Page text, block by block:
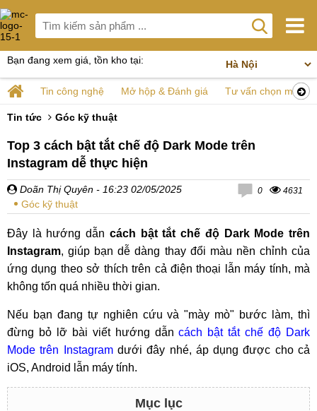
Bạn đang xem giá, tồn kho tại:
Tin công nghệ Mở hộp & Đánh giá Tư vấn chọn mua
Tin tức Góc kỹ thuật
Top 3 cách bật tắt chế độ Dark Mode trên
Instagram dễ thực hiện
Doãn Thị Quyên - 16:23 02/05/2025
Góc kỹ thuật
0 4631
Đây là hướng dẫn cách bật tắt chế độ Dark Mode trên
Instagram, giúp bạn dễ dàng thay đổi màu nền chỉnh của
ứng dụng theo sở thích trên cả điện thoại lẫn máy tính, mà
không tốn quá nhiều thời gian.
Nếu bạn đang tự nghiên cứu và "mày mò" bước làm, thì
đừng bỏ lỡ bài viết hướng dẫncách bật tắt chế độ Dark
Mode trên Instagramdưới đây nhé, áp dụng được cho cả
iOS, Android lẫn máy tính.
Mục lục